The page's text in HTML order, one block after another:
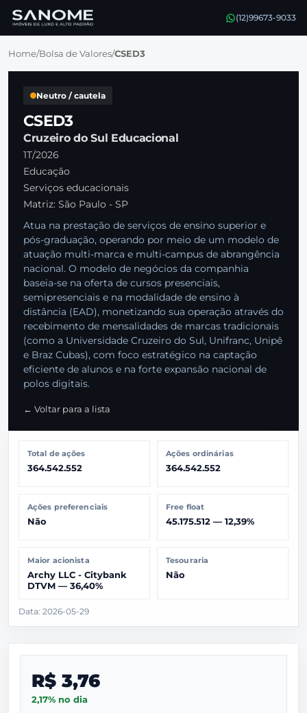
(12)99673-9033
Home/Bolsa de Valores/CSED3
Neutro / cautela
CSED3
Cruzeiro do Sul Educacional
1T/2026
Educação
Serviços educacionais
Matriz: São Paulo - SP
Atua na prestação de serviços de ensino superior e
pós-graduação, operando por meio de um modelo de
atuação multi-marca e multi-campus de abrangência
nacional. O modelo de negócios da companhia
baseia-se na oferta de cursos presenciais,
semipresenciais e na modalidade de ensino à
distância (EAD), monetizando sua operação através do
recebimento de mensalidades de marcas tradicionais
(como a Universidade Cruzeiro do Sul, Unifranc, Unipê
e Braz Cubas), com foco estratégico na captação
eficiente de alunos e na forte expansão nacional de
polos digitais.
← Voltar para a lista
Total de ações
364.542.552
Ações ordinárias
364.542.552
Ações preferenciais
Não
Free float
45.175.512 — 12,39%
Maior acionista
Archy LLC - Citybank
DTVM — 36,40%
Tesouraria
Não
Data: 2026-05-29
R$ 3,76
2,17% no dia